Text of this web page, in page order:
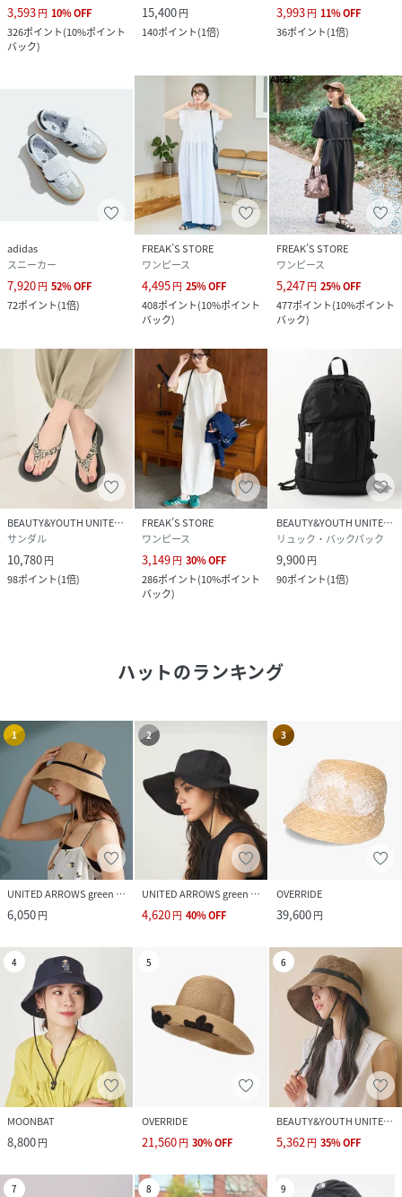
3,593円 10%OFF
326ポイント(10%ポイント
バック)
15,400円
140ポイント(1倍)
3,993円 11%OFF
36ポイント(1倍)
adidas
スニーカー
7,920円 52%OFF
72ポイント(1倍)
FREAK’S STORE
ワンピース
4,495円 25%OFF
408ポイント(10%ポイント
バック)
FREAK’S STORE
ワンピース
5,247円 25%OFF
477ポイント(10%ポイント
バック)
BEAUTY&YOUTH UNITED ARROWS
サンダル
10,780円
98ポイント(1倍)
FREAK’S STORE
ワンピース
3,149円 30%OFF
286ポイント(10%ポイント
バック)
BEAUTY&YOUTH UNITED ARROWS
リュック・バックパック
9,900円
90ポイント(1倍)
ハットのランキング
1
UNITED ARROWS green label relaxing
6,050円
2
UNITED ARROWS green label relaxing
4,620円 40%OFF
3
OVERRIDE
39,600円
4
MOONBAT
8,800円
5
OVERRIDE
21,560円 30%OFF
6
BEAUTY&YOUTH UNITED ARROWS
5,362円 35%OFF
7 8 9